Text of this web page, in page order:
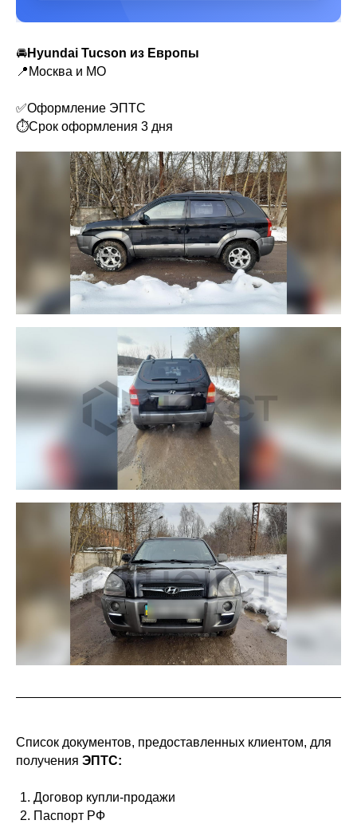
🚘Hyundai Tucson из Европы
📍Москва и МО
✅Оформление ЭПТС
⏱Срок оформления 3 дня
Список документов, предоставленных клиентом, для
получения ЭПТС:
Договор купли-продажи
Паспорт РФ